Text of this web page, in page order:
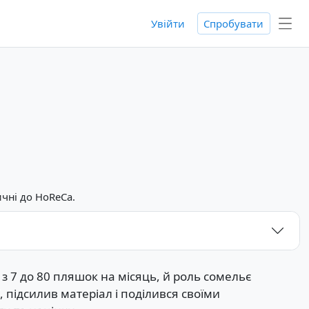
Увійти Спробувати
до HoReCa.
7 до 80 пляшок на місяць, й роль сомельє
матеріал і поділився своїми